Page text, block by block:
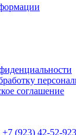
соглашение
(923) 42-52-923